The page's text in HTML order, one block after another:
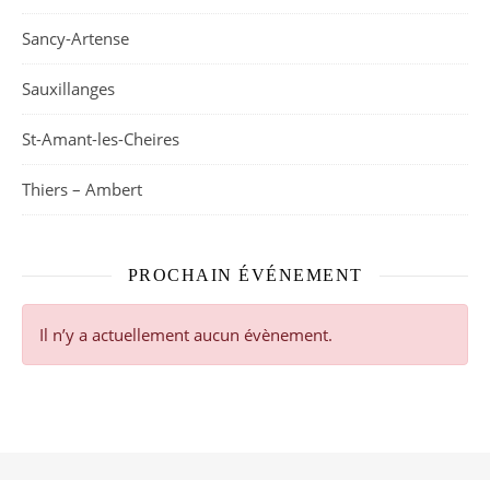
Sancy-Artense
Sauxillanges
St-Amant-les-Cheires
Thiers – Ambert
PROCHAIN ÉVÉNEMENT
Il n’y a actuellement aucun évènement.